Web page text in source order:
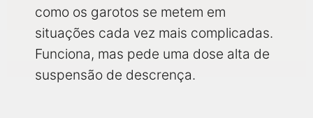
como os garotos se metem em
situações cada vez mais complicadas.
Funciona, mas pede uma dose alta de
suspensão de descrença.